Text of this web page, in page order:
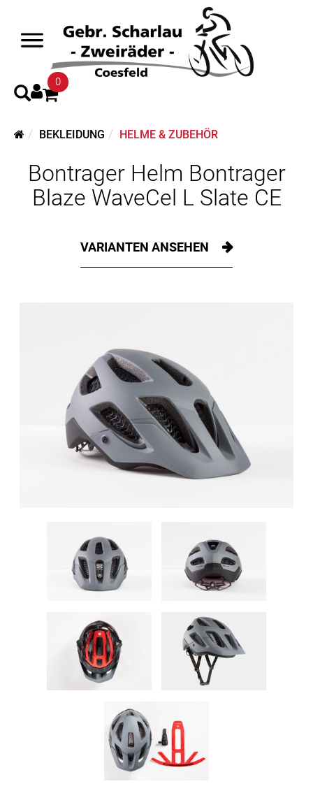
0
BEKLEIDUNG HELME & ZUBEHÖR
Bontrager Helm Bontrager
Blaze WaveCel L Slate CE
VARIANTEN ANSEHEN